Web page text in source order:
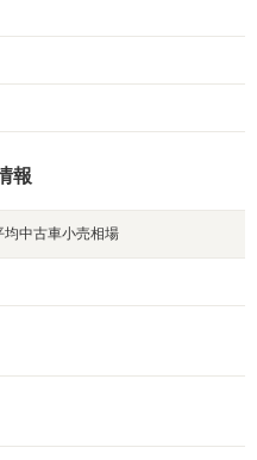
報
均中古車小売相場